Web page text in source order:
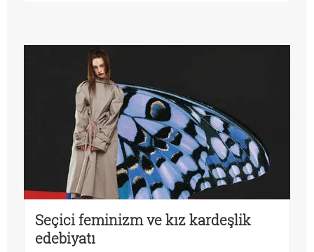
Seçici feminizm ve kız kardeşlik
edebiyatı